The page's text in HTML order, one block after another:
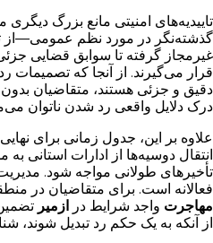
تاییدیه‌های امنیتی مانع بزرگ
گذشته‌نگر در مورد نظم عمومی—از
غیرمجاز گرفته تا سوابق قضایی
قرار می‌گیرند. از آنجا که تصمیمات
دقیق و جزئی هستند، متقاضیان
درک دلایل واقعی رد شدن ناتوان
علاوه بر این، جدول زمانی برای
انتقال دوسیه‌ها از ادارات استانی
تأخیرهای طولانی مواجه شود.
فعالانه است. برای متقاضیان در
مهاجرت واجد شرایط در ازمیر
از آنکه به یک حکم رد تبدیل شوند،